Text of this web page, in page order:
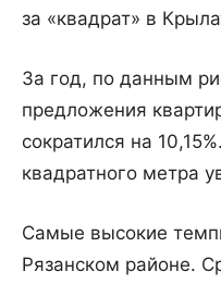
за «квадрат» в
За год, по данным
предложения
сократился на
квадратного метра
Самые высокие
Рязанском районе.